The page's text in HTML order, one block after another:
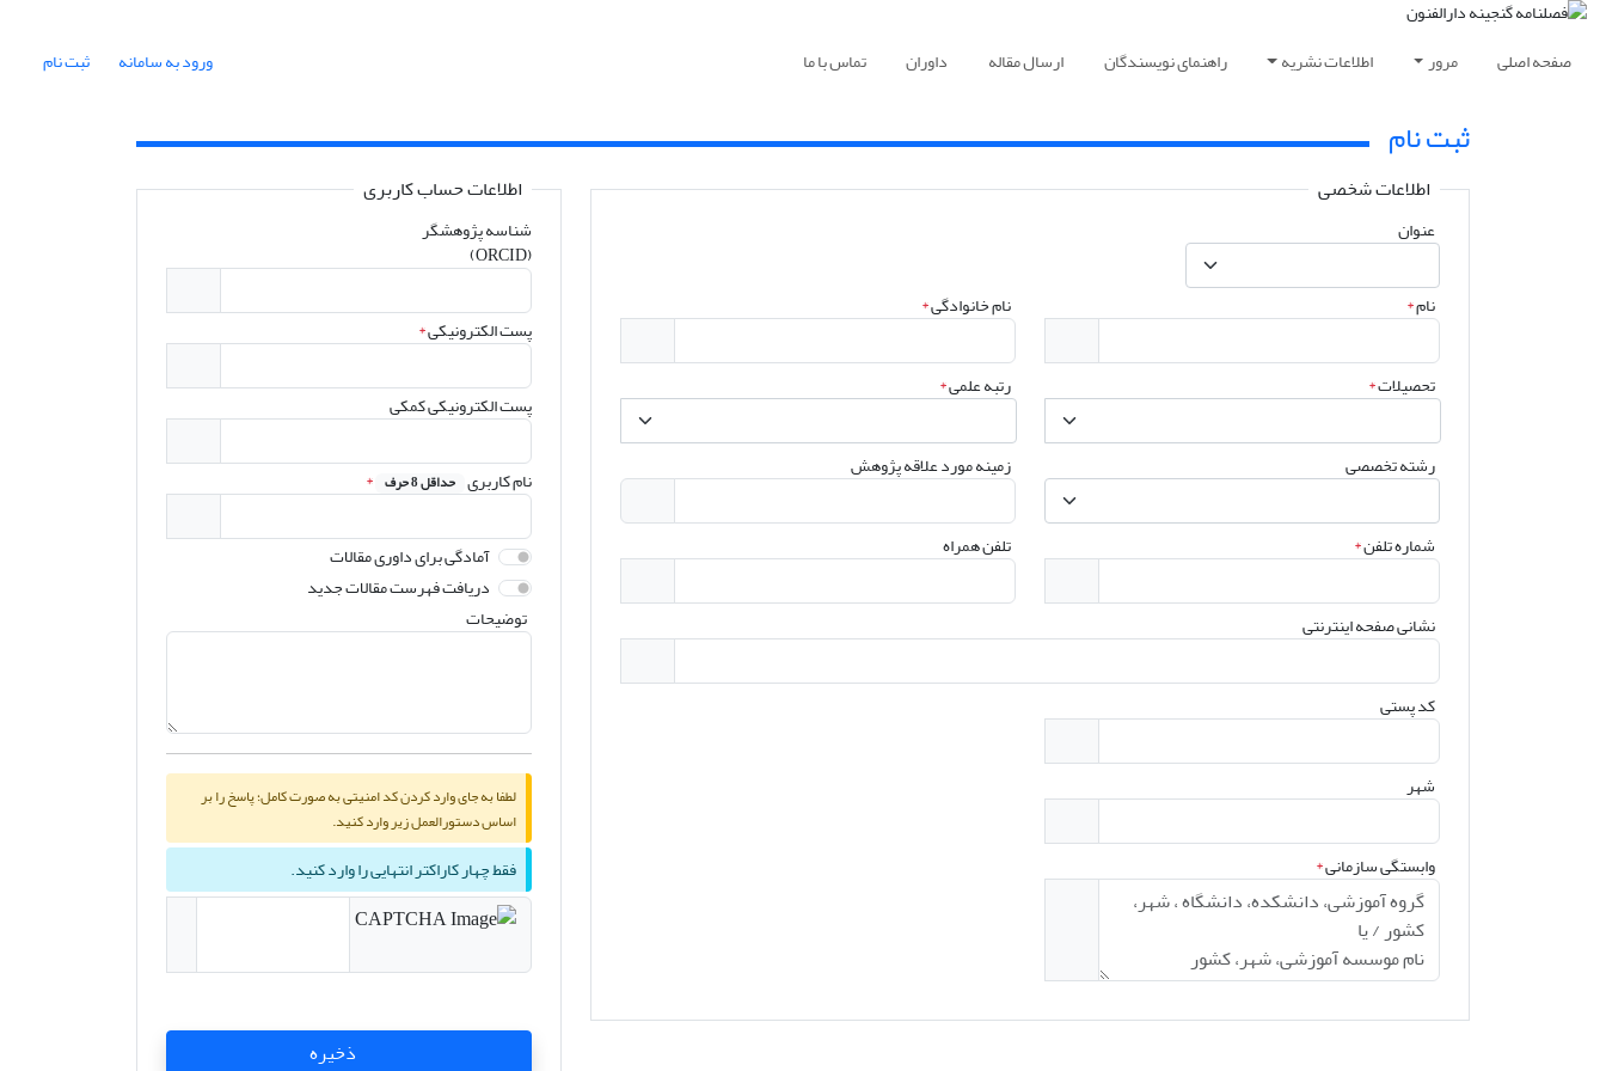
صفحه اصلی مرور اطلاعات نشریه راهنمای نویسندگان ارسال مقاله داوران تماس با ما ورود به سامانه ثبت نام
ثبت نام
اطلاعات شخصی
عنوان
نام* نام خانوادگی*
تحصیلات* رتبه علمی*
رشته تخصصی زمینه مورد علاقه پژوهش
شماره تلفن* تلفن همراه
نشانی صفحه اینترنتی
کد پستی
شهر
وابستگی سازمانی*
اطلاعات حساب کاربری
شناسه پژوهشگر
(ORCID)
پست الکترونیکی*
پست الکترونیکی کمکی
نام کاربری حداقل 8 حرف *
آمادگی برای داوری مقالات
دریافت فهرست مقالات جدید
توضیحات
لطفا به جای وارد کردن کد امنیتی به صورت کامل؛ پاسخ را بر
اساس دستورالعمل زیر وارد کنید.
فقط چهار کاراکتر انتهایی را وارد کنید.
ذخیره